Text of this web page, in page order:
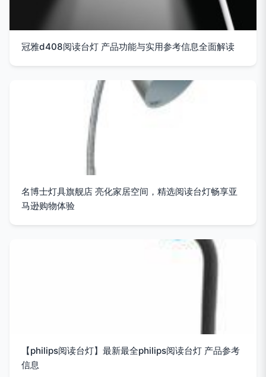
冠雅d408阅读台灯 产品功能与实用参考信息全面解读
名博士灯具旗舰店 亮化家居空间，精选阅读台灯畅享亚
马逊购物体验
【philips阅读台灯】最新最全philips阅读台灯 产品参考
信息